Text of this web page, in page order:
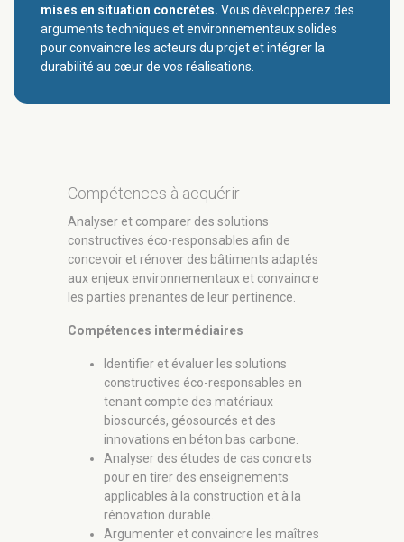
mises en situation concrètes. Vous développerez des
arguments techniques et environnementaux solides
pour convaincre les acteurs du projet et intégrer la
durabilité au cœur de vos réalisations.
Compétences à acquérir
Analyser et comparer des solutions
constructives éco-responsables afin de
concevoir et rénover des bâtiments adaptés
aux enjeux environnementaux et convaincre
les parties prenantes de leur pertinence.
Compétences intermédiaires
Identifier et évaluer les solutions
constructives éco-responsables en
tenant compte des matériaux
biosourcés, géosourcés et des
innovations en béton bas carbone.
Analyser des études de cas concrets
pour en tirer des enseignements
applicables à la construction et à la
rénovation durable.
Argumenter et convaincre les maîtres